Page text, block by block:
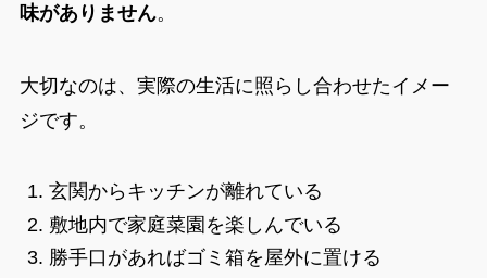
味がありません。
大切なのは、実際の生活に照らし合わせたイメー
ジです。
玄関からキッチンが離れている
敷地内で家庭菜園を楽しんでいる
勝手口があればゴミ箱を屋外に置ける